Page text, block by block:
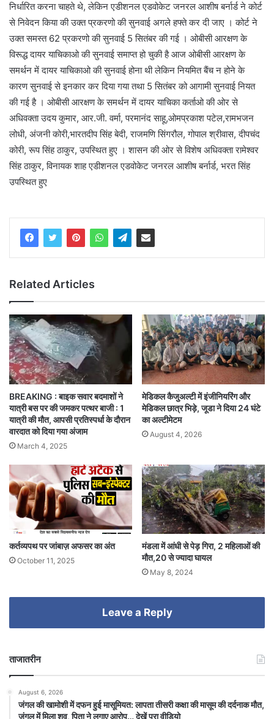
निर्धारित करना चाहते थे, लेकिन एडीशनल एडवोकेट जनरल आशीष बर्नार्ड ने कोर्ट
से निवेदन किया की उक्त प्रकरणो की सुनवाई अगले हफ्ते कर दी जाए । कोर्ट ने
उक्त समस्त 62 प्रकरणो की सुनवाई 5 सितंबर की गई । ओबीसी आरक्षण के
विरूद्ध दायर याचिकाओ की सुनवाई समाप्त हो चुकी है आज ओबीसी आरक्षण के
समर्थन में दायर याचिकाओ की सुनवाई होना थी लेकिन नियमित बैंच न होने के
कारण सुनवाई से इनकार कर दिया गया तथा 5 सितंबर को आगामी सुनवाई नियत
की गई है । ओबीसी आरक्षण के समर्थन में दायर याचिका कर्ताओ की ओर से
अधिवक्ता उदय कुमार, आर.जी. वर्मा, परमानंद साहू,ओमप्रकाश पटेल,रामभजन
लोधी, अंजनी कोरी,भारतदीप सिंह बेदी, राजमणि सिंगरौल, गोपाल श्रीवास, दीपचंद
कोरी, रूप सिंह ठाकुर, उपस्थित हुए । शासन की ओर से विशेष अधिवक्ता रामेश्वर
सिंह ठाकुर, विनायक शाह एडीशनल एडवोकेट जनरल आशीष बर्नार्ड, भरत सिंह
उपस्थित हुए
Related Articles
BREAKING : बाइक सवार बदमाशों ने
यात्री बस पर की जमकर पत्थर बाजी : 1
यात्री की मौत, आपसी प्रतिस्पर्धा के दौरान
वारदात को दिया गया अंजाम
March 4, 2025
मेडिकल कैजुअल्टी में इंजीनियरिंग और
मेडिकल छात्र भिड़े, जूडा ने दिया 24 घंटे
का अल्टीमेटम
August 4, 2026
कर्तव्यपथ पर जांबाज़ अफसर का अंत
October 11, 2025
मंडला में आंधी से पेड़ गिरा, 2 महिलाओं की
मौत,20 से ज्यादा घायल
May 8, 2024
Leave a Reply
ताजातरीन
August 6, 2026
जंगल की खामोशी में दफन हुई मासूमियत: लापता तीसरी कक्षा की मासूम की दर्दनाक मौत,
जंगल में मिला शव, पिता ने लगाए आरोप… देखें पूरा वीडियो